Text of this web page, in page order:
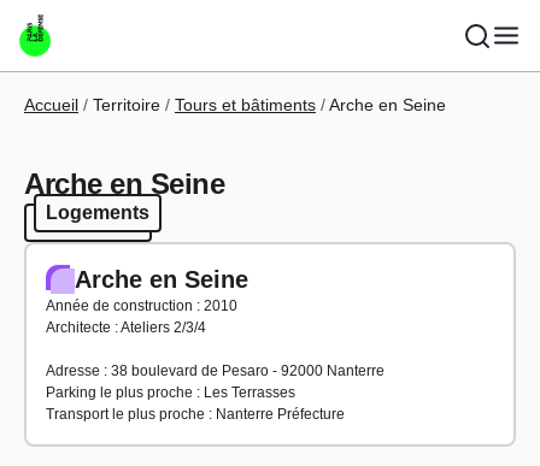
Aller au contenu principal
Fil d'Ariane
Accueil Territoire Tours et bâtiments Arche en Seine
Arche en Seine
Logements
Logements
Arche en Seine
Année de construction : 2010
Architecte : Ateliers 2/3/4
Adresse : 38 boulevard de Pesaro - 92000 Nanterre
Parking le plus proche : Les Terrasses
Transport le plus proche : Nanterre Préfecture